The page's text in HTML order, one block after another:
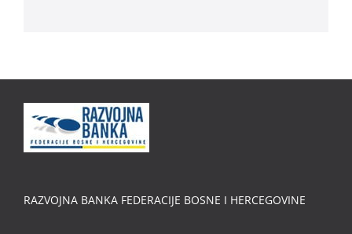
RAZVOJNA BANKA FEDERACIJE BOSNE I HERCEGOVINE